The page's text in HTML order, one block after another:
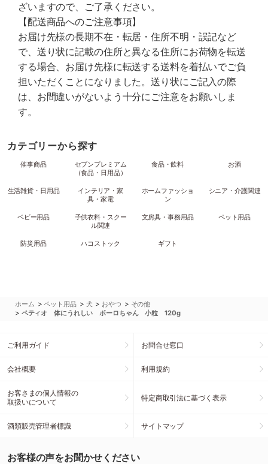
ざいますので、ご了承ください。
【配送商品へのご注意事項】
お届け先様の長期不在・転居・住所不明・誤記など
で、送り状に記載の住所と異なる住所にお荷物を転送
する場合、お届け先様に転送する送料を着払いでご負
担いただくことになりました。送り状にご記入の際
は、お間違いがないよう十分にご注意をお願いしま
す。
カテゴリーから探す
催事商品
セブンプレミアム
（食品・日用品）
食品・飲料 お酒
生活雑貨・日用品
インテリア・家
具・家電
ホームファッショ
ン
シニア・介護関連
ベビー用品
子供衣料・スクー
ル関連
文房具・事務用品 ペット用品
防災用品 ハコストック ギフト
ホーム >ペット用品 > 犬 > おやつ > その他
> ペティオ 体にうれしい ボーロちゃん 小粒 120g
ご利用ガイド お問合せ窓口
会社概要 利用規約
お客さまの個人情報の
取扱いについて
特定商取引法に基づく表示
酒類販売管理者標識 サイトマップ
お客様の声をお聞かせください